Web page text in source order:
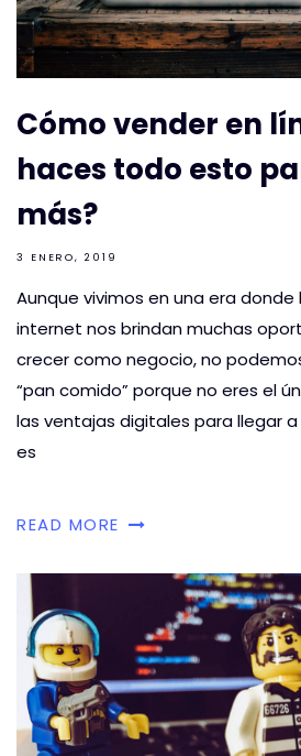
Cómo vender en
haces todo esto
más?
3 ENERO, 2019
Aunque vivimos en una era
internet nos brindan muchas
crecer como negocio, no
“pan comido” porque no eres el
las ventajas digitales para llegar a
es
READ MORE